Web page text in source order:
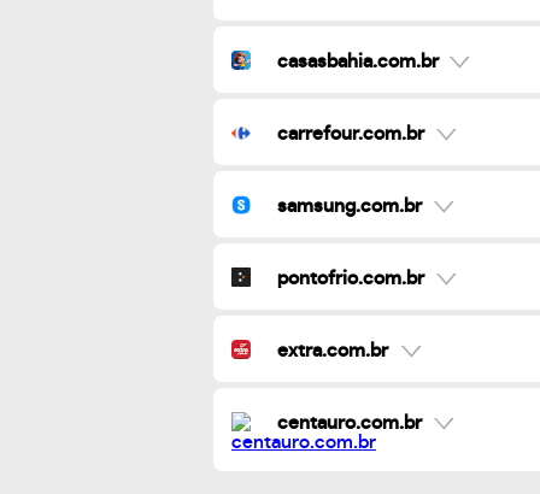
casasbahia.com.br
carrefour.com.br
samsung.com.br
pontofrio.com.br
extra.com.br
centauro.com.br